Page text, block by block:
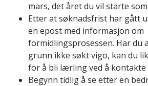
mars, det året du vil starte
Etter at søknadsfrist har gått
en epost med informasjon om
formidlingsprosessen. Har du
grunn ikke søkt vigo, kan du
for å bli lærling ved å kontakte
Begynn tidlig å se etter en